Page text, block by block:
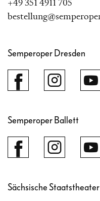
+49 351 4911 705
Semperoper Dresden
Semperoper Ballett
Sächsische Staatstheater